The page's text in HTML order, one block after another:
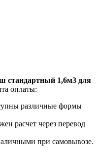
стандартный 1,6м3 для
оплаты:
различные формы
расчет через перевод
при самовывозе.